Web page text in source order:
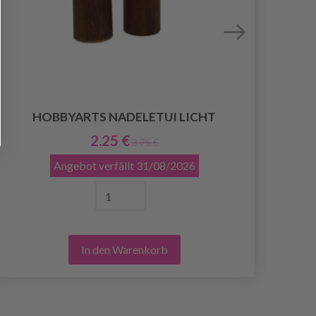
HOBBYARTS NADELETUI LICHT
2.25 € 3.75 €
Angebot verfällt 31/08/2026
In den Warenkorb